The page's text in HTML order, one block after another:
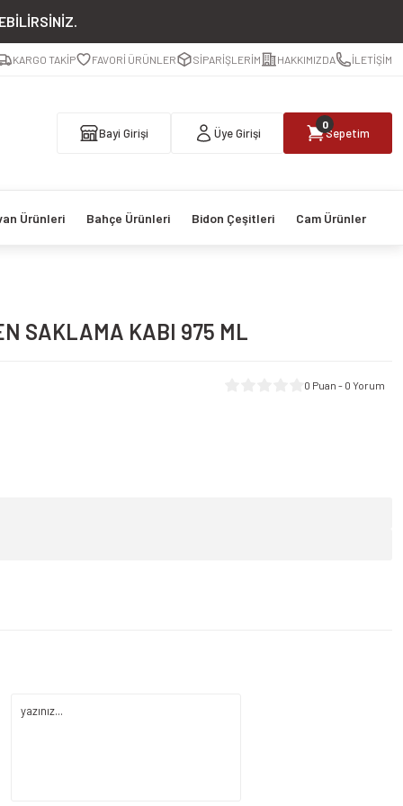
KARGO TAKİP FAVORİ ÜRÜNLER SİPARİŞLERİM HAKKIMIZDA İLETİŞİM
Bayi Girişi Üye Girişi
0
Sepetim
Ürünleri Bahçe Ürünleri Bidon Çeşitleri Cam Ürünler
SAKLAMA KABI 975 ML
0 Puan - 0 Yorum